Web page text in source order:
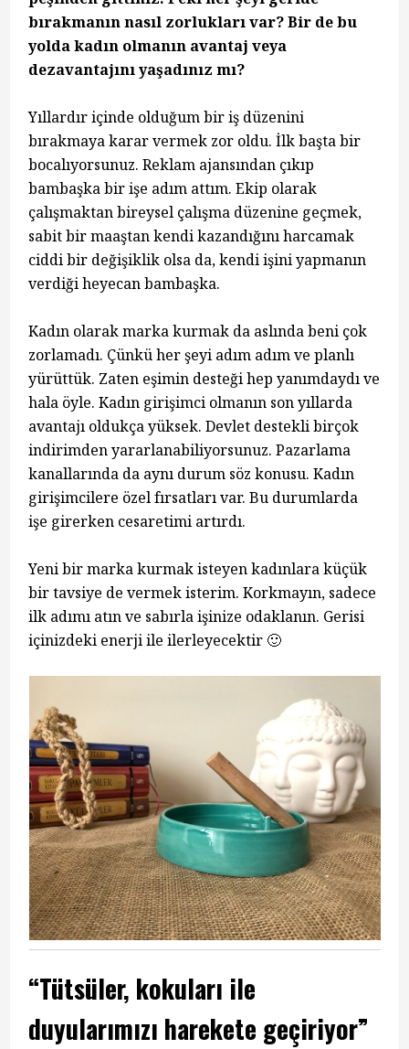
bırakmanın nasıl zorlukları var? Bir de bu
yolda kadın olmanın avantaj veya
dezavantajını yaşadınız mı?
Yıllardır içinde olduğum bir iş düzenini
bırakmaya karar vermek zor oldu. İlk başta bir
bocalıyorsunuz. Reklam ajansından çıkıp
bambaşka bir işe adım attım. Ekip olarak
çalışmaktan bireysel çalışma düzenine geçmek,
sabit bir maaştan kendi kazandığını harcamak
ciddi bir değişiklik olsa da, kendi işini yapmanın
verdiği heyecan bambaşka.
Kadın olarak marka kurmak da aslında beni çok
zorlamadı. Çünkü her şeyi adım adım ve planlı
yürüttük. Zaten eşimin desteği hep yanımdaydı ve
hala öyle. Kadın girişimci olmanın son yıllarda
avantajı oldukça yüksek. Devlet destekli birçok
indirimden yararlanabiliyorsunuz. Pazarlama
kanallarında da aynı durum söz konusu. Kadın
girişimcilere özel fırsatları var. Bu durumlarda
işe girerken cesaretimi artırdı.
Yeni bir marka kurmak isteyen kadınlara küçük
bir tavsiye de vermek isterim. Korkmayın, sadece
ilk adımı atın ve sabırla işinize odaklanın. Gerisi
içinizdeki enerji ile ilerleyecektir 🙂
“Tütsüler, kokuları ile
duyularımızı harekete geçiriyor”